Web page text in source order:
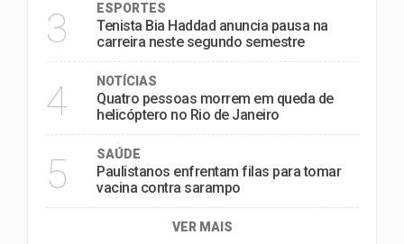
3 ESPORTES
Tenista Bia Haddad anuncia pausa na
carreira neste segundo semestre
4 NOTÍCIAS
Quatro pessoas morrem em queda de
helicóptero no Rio de Janeiro
5 SAÚDE
Paulistanos enfrentam filas para tomar
vacina contra sarampo
VER MAIS